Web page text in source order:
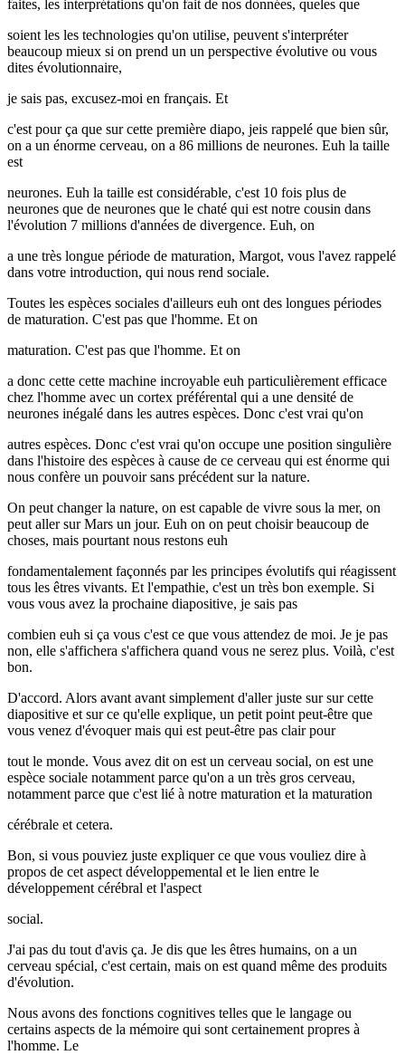
faites, les interprétations qu'on fait de nos données, queles que
soient les les technologies qu'on utilise, peuvent s'interpréter
beaucoup mieux si on prend un un perspective évolutive ou vous
dites évolutionnaire,
je sais pas, excusez-moi en français. Et
c'est pour ça que sur cette première diapo, jeis rappelé que bien sûr,
on a un énorme cerveau, on a 86 millions de neurones. Euh la taille
est
neurones. Euh la taille est considérable, c'est 10 fois plus de
neurones que de neurones que le chaté qui est notre cousin dans
l'évolution 7 millions d'années de divergence. Euh, on
a une très longue période de maturation, Margot, vous l'avez rappelé
dans votre introduction, qui nous rend sociale.
Toutes les espèces sociales d'ailleurs euh ont des longues périodes
de maturation. C'est pas que l'homme. Et on
maturation. C'est pas que l'homme. Et on
a donc cette cette machine incroyable euh particulièrement efficace
chez l'homme avec un cortex préférental qui a une densité de
neurones inégalé dans les autres espèces. Donc c'est vrai qu'on
autres espèces. Donc c'est vrai qu'on occupe une position singulière
dans l'histoire des espèces à cause de ce cerveau qui est énorme qui
nous confère un pouvoir sans précédent sur la nature.
On peut changer la nature, on est capable de vivre sous la mer, on
peut aller sur Mars un jour. Euh on on peut choisir beaucoup de
choses, mais pourtant nous restons euh
fondamentalement façonnés par les principes évolutifs qui réagissent
tous les êtres vivants. Et l'empathie, c'est un très bon exemple. Si
vous vous avez la prochaine diapositive, je sais pas
combien euh si ça vous c'est ce que vous attendez de moi. Je je pas
non, elle s'affichera s'affichera quand vous ne serez plus. Voilà, c'est
bon.
D'accord. Alors avant avant simplement d'aller juste sur sur cette
diapositive et sur ce qu'elle explique, un petit point peut-être que
vous venez d'évoquer mais qui est peut-être pas clair pour
tout le monde. Vous avez dit on est un cerveau social, on est une
espèce sociale notamment parce qu'on a un très gros cerveau,
notamment parce que c'est lié à notre maturation et la maturation
cérébrale et cetera.
Bon, si vous pouviez juste expliquer ce que vous vouliez dire à
propos de cet aspect développemental et le lien entre le
développement cérébral et l'aspect
social.
J'ai pas du tout d'avis ça. Je dis que les êtres humains, on a un
cerveau spécial, c'est certain, mais on est quand même des produits
d'évolution.
Nous avons des fonctions cognitives telles que le langage ou
certains aspects de la mémoire qui sont certainement propres à
l'homme. Le